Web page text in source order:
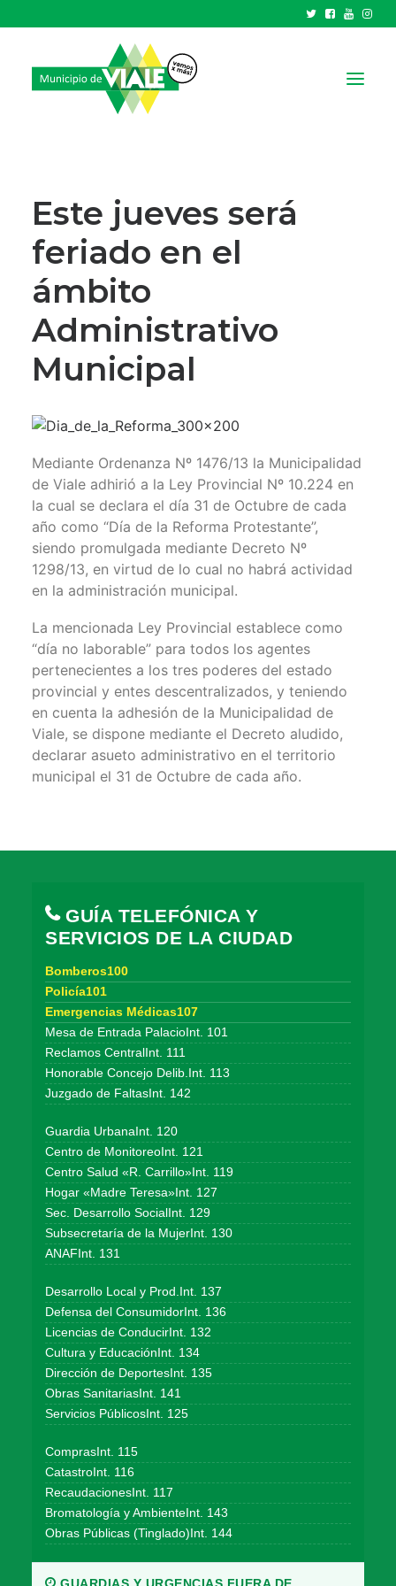
HCD
TRÁMITES Y SERVICIOS
CIUDAD
PARQUE INDUSTRIAL
RECAUDACIONES
Este jueves será
feriado en el
ámbito
Administrativo
Municipal
Mediante Ordenanza Nº 1476/13 la Municipalidad
de Viale adhirió a la Ley Provincial Nº 10.224 en
la cual se declara el día 31 de Octubre de cada
año como “Día de la Reforma Protestante”,
siendo promulgada mediante Decreto Nº
1298/13, en virtud de lo cual no habrá actividad
en la administración municipal.
La mencionada Ley Provincial establece como
“día no laborable” para todos los agentes
pertenecientes a los tres poderes del estado
provincial y entes descentralizados, y teniendo
en cuenta la adhesión de la Municipalidad de
Viale, se dispone mediante el Decreto aludido,
declarar asueto administrativo en el territorio
municipal el 31 de Octubre de cada año.
GUÍA TELEFÓNICA Y
SERVICIOS DE LA CIUDAD
Bomberos100
Policía101
Emergencias Médicas107
Mesa de Entrada PalacioInt. 101
Reclamos CentralInt. 111
Honorable Concejo Delib.Int. 113
Juzgado de FaltasInt. 142
Guardia UrbanaInt. 120
Centro de MonitoreoInt. 121
Centro Salud «R. Carrillo»Int. 119
Hogar «Madre Teresa»Int. 127
Sec. Desarrollo SocialInt. 129
Subsecretaría de la MujerInt. 130
ANAFInt. 131
Desarrollo Local y Prod.Int. 137
Defensa del ConsumidorInt. 136
Licencias de ConducirInt. 132
Cultura y EducaciónInt. 134
Dirección de DeportesInt. 135
Obras SanitariasInt. 141
Servicios PúblicosInt. 125
ComprasInt. 115
CatastroInt. 116
RecaudacionesInt. 117
Bromatología y AmbienteInt. 143
Obras Públicas (Tinglado)Int. 144